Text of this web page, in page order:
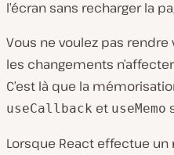
l’écran sans recharger la
Vous ne voulez pas
les changements
C’est là que la
useCallback et useMemo
Lorsque React effectue